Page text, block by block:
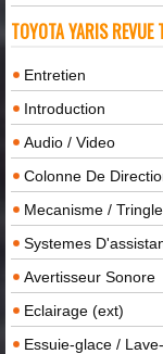
TOYOTA YARIS REVUE
Entretien
Introduction
Audio / Video
Colonne De
Mecanisme /
Systemes
Avertisseur Sonore
Eclairage (ext)
Essuie-glace /